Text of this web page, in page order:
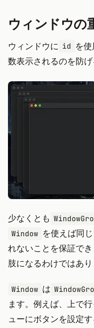
ウィンドウの
ウィンドウに id を
数表示されるのを防
少なくとも
Window を使えば同じ
れないことを保証で
肢になるわけではあり
Window は
ます。例えば、上で
ューにボタンを設定